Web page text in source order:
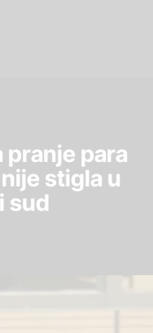
pranje para
stigla u
sud